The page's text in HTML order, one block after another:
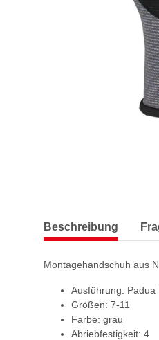
Beschreibung
Montagehandschuh aus
Ausführung: Padua
Größen: 7-11
Farbe: grau
Abriebfestigkeit: 4